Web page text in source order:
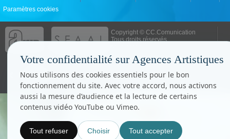
Paramètres cookies
Copyright © CC.Comunication
Tous droits réservés
Votre confidentialité sur Agences Artistiques
Nous utilisons des cookies essentiels pour le bon
fonctionnement du site. Avec votre accord, nous activons
aussi la mesure d’audience et la lecture de certains
contenus vidéo YouTube ou Vimeo.
Tout refuser Choisir Tout accepter